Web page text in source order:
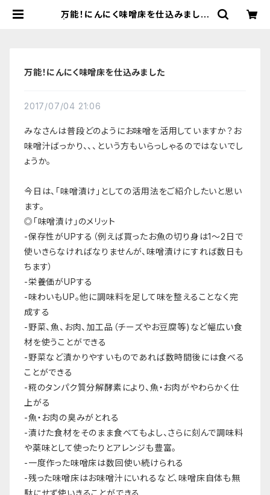
万能！にんにく味噌床を仕込みました
万能！にんにく味噌床を仕込みました
2017/07/04 21:06
みなさんは普段どのようにお味噌を活用していますか？お
味噌汁ばっかり、、、という方もいらっしゃるのではないでし
ょうか。
今日は、「味噌漬け」としての活用法をご紹介したいと思い
ます。
◎「味噌漬け」のメリット
-保存性がUPする（例えば買ったお魚の切り身は1〜2日で
使いきらなければなりませんが、味噌漬けにすれば数日も
ちます）
-栄養価がUPする
-味わいもUP。他に調味料を足して味を整えることなく完
成する
-野菜、魚、お肉、加工品（チーズやお豆腐等)など幅広い食
材を使うことができる
-野菜など漬かりやすいものであれば数時間後には食べる
ことができる
-糀のタンパク質分解酵素により、魚・お肉がやわらかく仕
上がる
-魚・お肉の臭みがとれる
-漬けた食材をそのまま食べてもよし、さらに刻んで調味料
や薬味として使ったりとアレンジも豊富。
-一度作った味噌床は数回使い続けられる
-残った味噌床はお味噌汁にいれるなど、味噌床自体も無
駄にせず使いきることができる